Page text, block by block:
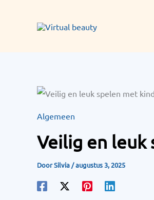
Algemeen
Veilig en leuk
DoorSilvia/augustus 3, 2025